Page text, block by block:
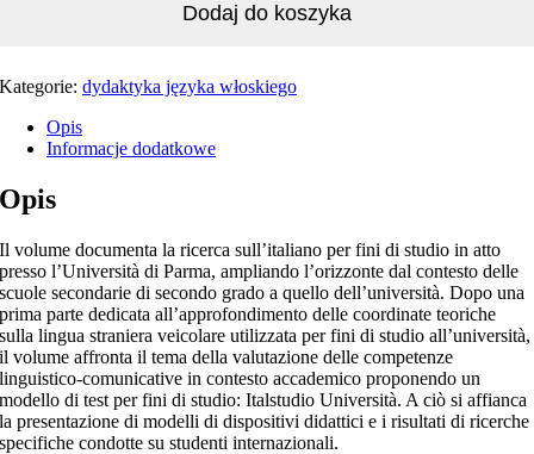
Dodaj do koszyka
Kategorie:dydaktyka języka włoskiego
Opis
Informacje dodatkowe
Opis
Il volume documenta la ricerca sull’italiano per fini di studio in atto
presso l’Università di Parma, ampliando l’orizzonte dal contesto delle
scuole secondarie di secondo grado a quello dell’università. Dopo una
prima parte dedicata all’approfondimento delle coordinate teoriche
sulla lingua straniera veicolare utilizzata per fini di studio all’università,
il volume affronta il tema della valutazione delle competenze
linguistico-comunicative in contesto accademico proponendo un
modello di test per fini di studio: Italstudio Università. A ciò si affianca
la presentazione di modelli di dispositivi didattici e i risultati di ricerche
specifiche condotte su studenti internazionali.